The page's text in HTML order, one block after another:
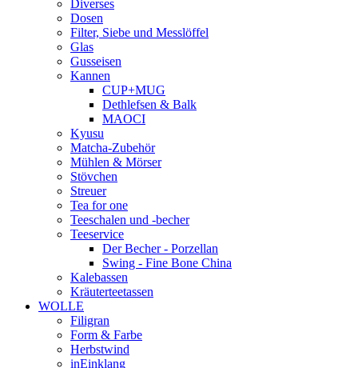
Diverses
Dosen
Filter, Siebe und Messlöffel
Glas
Gusseisen
Kannen
CUP+MUG
Dethlefsen & Balk
MAOCI
Kyusu
Matcha-Zubehör
Mühlen & Mörser
Stövchen
Streuer
Tea for one
Teeschalen und -becher
Teeservice
Der Becher - Porzellan
Swing - Fine Bone China
Kalebassen
Kräuterteetassen
WOLLE
Filigran
Form & Farbe
Herbstwind
inEinklang